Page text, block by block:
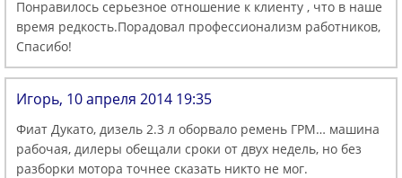
Понравилось серьезное отношение к клиенту , что в наше
время редкость.Порадовал профессионализм работников,
Спасибо!
Игорь, 10 апреля 2014 19:35
Фиат Дукато, дизель 2.3 л оборвало ремень ГРМ… машина
рабочая, дилеры обещали сроки от двух недель, но без
разборки мотора точнее сказать никто не мог.